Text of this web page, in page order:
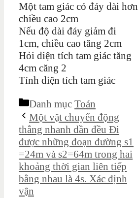
Một tam giác có đáy dài hơn
chiều cao 2cm
Nếu độ dài đáy giảm đi
1cm, chiều cao tăng 2cm
Hỏi diện tích tam giác tăng
4cm căng 2
Tính diện tích tam giác
Danh mục Toán
Một vật chuyển động
thẳng nhanh dần đều Đi
được những đoạn đường s1
=24m và s2=64m trong hai
khoảng thời gian liên tiếp
bằng nhau là 4s. Xác định
vận